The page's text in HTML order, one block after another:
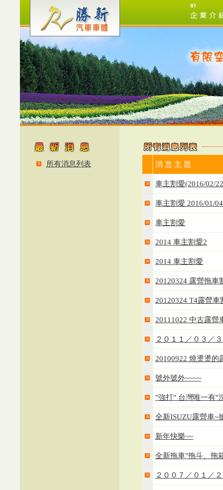
所有消息列表 消 息 主 題
車主割愛(2016/02/
車主割愛 2016/01/04
車主割愛
2014 車主割愛2
2014 車主割愛
20120324 露營拖車
20120324 T4露營車
20111022 中古露營
２０１１／０３／
20100922 燒燙燙的
號外號外~~~~
"強打" 台灣唯一有"
全新ISUZU露營車~
新年快樂~~
全新拖車"拖斗、拖
２００７／０１／